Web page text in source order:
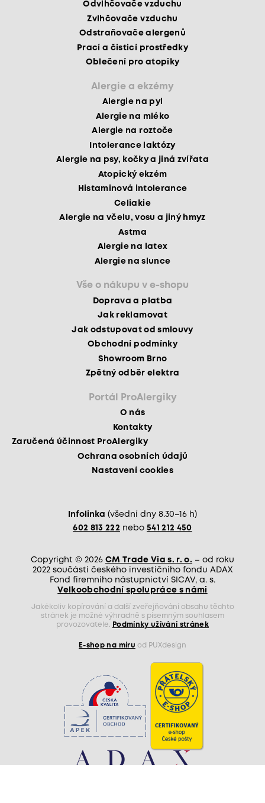
Odvlhčovače vzduchu
Zvlhčovače vzduchu
Odstraňovače alergenů
Prací a čisticí prostředky
Oblečení pro atopiky
Alergie a ekzémy
Alergie na pyl
Alergie na mléko
Alergie na roztoče
Intolerance laktózy
Alergie na psy, kočky a jiná zvířata
Atopický ekzém
Histaminová intolerance
Celiakie
Alergie na včelu, vosu a jiný hmyz
Astma
Alergie na latex
Alergie na slunce
Vše o nákupu v e-shopu
Doprava a platba
Jak reklamovat
Jak odstupovat od smlouvy
Obchodní podmínky
Showroom Brno
Zpětný odběr elektra
Portál ProAlergiky
O nás
Kontakty
Zaručená účinnost ProAlergiky
Ochrana osobních údajů
Nastavení cookies
Infolinka (všední dny 8.30–16 h)
602 813 222 nebo 541 212 450
Copyright © 2026 CM Trade Via s. r. o. – od roku
2022 součástí českého investičního fondu ADAX
Fond firemního nástupnictví SICAV, a. s.
Velkoobchodní spolupráce s námi
Jakékoliv kopírování a další zveřejňování obsahu těchto
stránek je možné výhradně s písemným souhlasem
provozovatele.
Podmínky užívání stránek
E-shop na míru od PUXdesign